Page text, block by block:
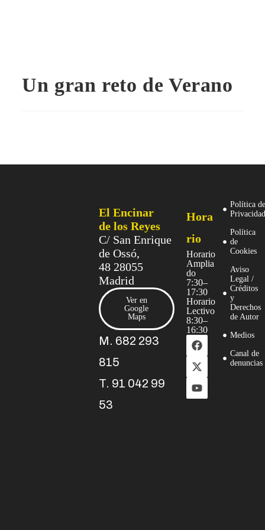
Un gran reto de Verano
El Encinar
de los Reyes
C/ San Enrique
de Ossó,
48 28055
Madrid
Ver en
Google
Maps
M. 682 293
815
T. 91 042 99
53
Hora
rio
Horario
Amplia
do
7:30–
17:30
Horario
Lectivo
8:30–
16:30
Política
Política
de
Cookies
Aviso
Legal /
Créditos
y
Derechos
de Autor
Medios
Canal de
denuncias